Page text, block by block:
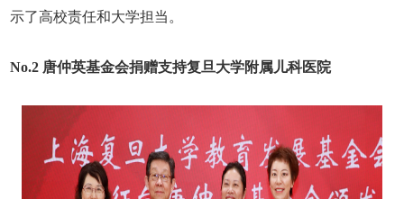
示了高校责任和大学担当。
No.2 唐仲英基金会捐赠支持复旦大学附属儿科医院